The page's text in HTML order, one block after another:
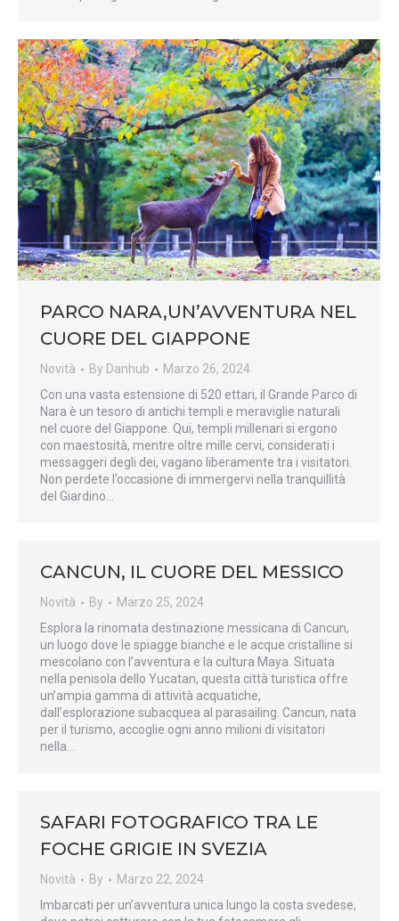
PARCO NARA,UN’AVVENTURA NEL
CUORE DEL GIAPPONE
Novità By Danhub
Marzo 26, 2024
Con una vasta estensione di 520 ettari, il Grande Parco di
Nara è un tesoro di antichi templi e meraviglie naturali
nel cuore del Giappone. Qui, templi millenari si ergono
con maestosità, mentre oltre mille cervi, considerati i
messaggeri degli dei, vagano liberamente tra i visitatori.
Non perdete l’occasione di immergervi nella tranquillità
del Giardino…
CANCUN, IL CUORE DEL MESSICO
Novità By
Marzo 25, 2024
Esplora la rinomata destinazione messicana di Cancun,
un luogo dove le spiagge bianche e le acque cristalline si
mescolano con l’avventura e la cultura Maya. Situata
nella penisola dello Yucatan, questa città turistica offre
un’ampia gamma di attività acquatiche,
dall’esplorazione subacquea al parasailing. Cancun, nata
per il turismo, accoglie ogni anno milioni di visitatori
nella…
SAFARI FOTOGRAFICO TRA LE
FOCHE GRIGIE IN SVEZIA
Novità By
Marzo 22, 2024
Imbarcati per un’avventura unica lungo la costa svedese,